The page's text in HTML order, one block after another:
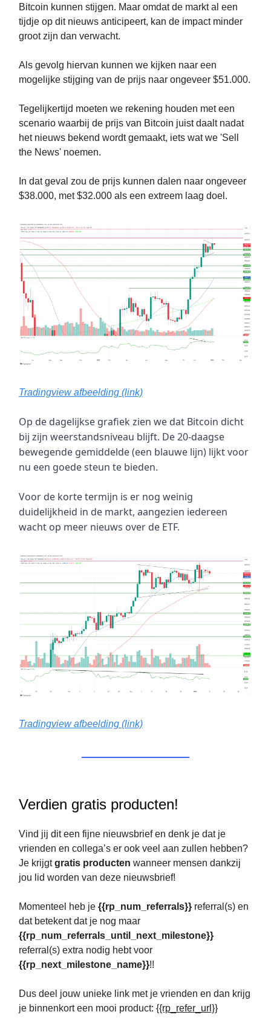
Bitcoin kunnen stijgen. Maar omdat de markt al een
tijdje op dit nieuws anticipeert, kan de impact minder
groot zijn dan verwacht.
Als gevolg hiervan kunnen we kijken naar een
mogelijke stijging van de prijs naar ongeveer $51.000.
Tegelijkertijd moeten we rekening houden met een
scenario waarbij de prijs van Bitcoin juist daalt nadat
het nieuws bekend wordt gemaakt, iets wat we 'Sell
the News' noemen.
In dat geval zou de prijs kunnen dalen naar ongeveer
$38.000, met $32.000 als een extreem laag doel.
Tradingview afbeelding (link)
Op de dagelijkse grafiek zien we dat Bitcoin dicht
bij zijn weerstandsniveau blijft. De 20-daagse
bewegende gemiddelde (een blauwe lijn) lijkt voor
nu een goede steun te bieden.
Voor de korte termijn is er nog weinig
duidelijkheid in de markt, aangezien iedereen
wacht op meer nieuws over de ETF.
Tradingview afbeelding (link)
Verdien gratis producten!
Vind jij dit een fijne nieuwsbrief en denk je dat je
vrienden en collega’s er ook veel aan zullen hebben?
Je krijgtgratis producten wanneer mensen dankzij
jou lid worden van deze nieuwsbrief!
Momenteel heb je {{rp_num_referrals}} referral(s) en
dat betekent dat je nog maar
{{rp_num_referrals_until_next_milestone}}
referral(s) extra nodig hebt voor
{{rp_next_milestone_name}}!!
Dus deel jouw unieke link met je vrienden en dan krijg
je binnenkort een mooi product: {{rp_refer_url}}